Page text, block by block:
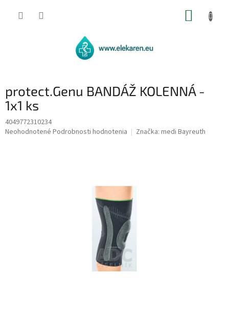
protect.Genu BANDÁŽ KOLENNÁ -
1x1 ks
4049772310234
Priemerné
Neohodnotené Podrobnosti hodnotenia Značka: medi Bayreuth